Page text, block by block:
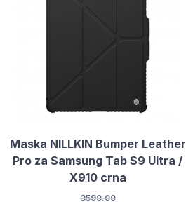
Maska NILLKIN Bumper Leather
Pro za Samsung Tab S9 Ultra /
X910 crna
3590.00